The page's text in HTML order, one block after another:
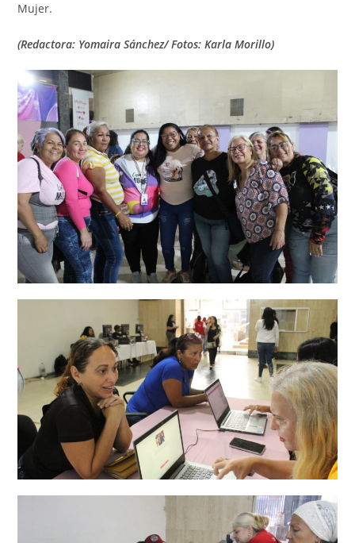
Mujer.
(Redactora: Yomaira Sánchez/ Fotos: Karla Morillo)